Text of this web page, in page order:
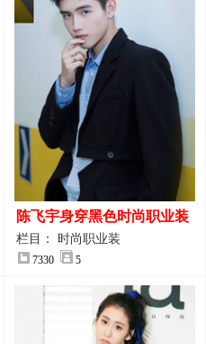
陈飞宇身穿黑色时尚职业装
图片
栏目： 时尚职业装
7330 5